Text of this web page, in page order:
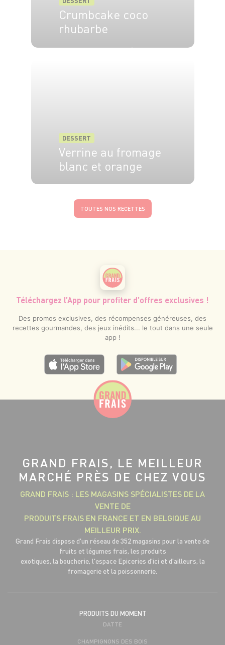
Crumbcake coco
rhubarbe
DESSERT
Verrine au fromage
blanc et orange
TOUTES NOS RECETTES
Téléchargez l’App pour profiter d’offres exclusives !
Des promos exclusives, des récompenses généreuses, des
recettes gourmandes, des jeux inédits... le tout dans une seule
app !
GRAND FRAIS, LE MEILLEUR
MARCHÉ PRÈS DE CHEZ VOUS
GRAND FRAIS : LES MAGASINS SPÉCIALISTES DE LA
VENTE DE
PRODUITS FRAIS EN FRANCE ET EN BELGIQUE AU
MEILLEUR PRIX.
Grand Frais dispose d'un réseau de 352 magasins pour la vente de
fruits et légumes frais, les produits
exotiques, la boucherie, l'espace Epiceries d'ici et d'ailleurs, la
fromagerie et la poissonnerie.
PRODUITS DU MOMENT
DATTE
CHAMPIGNONS DES BOIS